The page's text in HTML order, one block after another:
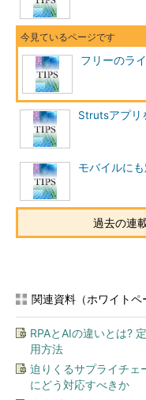
フリーのラ
Strutsアプリ
モバイルに
過去の連
関連資料（ホワイトペ
RPAとAIの違いとは?
用方法
迫りくるサプライチェ
にどう対応すべきか